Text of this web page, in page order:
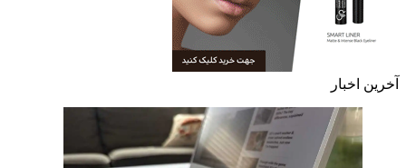
آخرین اخبار